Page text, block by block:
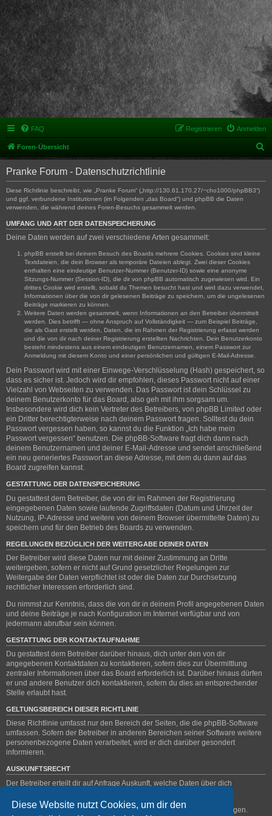
Diese Website nutzt Cookies, um dir den
FAQ Anmelden
Registrieren
Foren-Übersicht
u
Pranke Forum - Datenschutzrichtlinie
Diese Richtlinie beschreibt, wie „Pranke Forum“ („http://130.61.170.27/~cho1000/phpBB3“)
und ggf. verbundene Institutionen (im Folgenden „das Board“) und phpBB die Daten
verwenden, die während deines Foren-Besuchs gesammelt werden.
UMFANG UND ART DER DATENSPEICHERUNG
Deine Daten werden auf zwei verschiedene Arten gesammelt:
phpBB erstellt bei deinem Besuch des Boards mehrere Cookies. Cookies sind kleine
Textdateien, die dein Browser als temporäre Dateien ablegt. Zwei dieser Cookies
enthalten eine eindeutige Benutzer-Nummer (Benutzer-ID) sowie eine anonyme
Sitzungs-Nummer (Session-ID), die dir von phpBB automatisch zugewiesen wird. Ein
drittes Cookie wird erstellt, sobald du Themen besucht hast und wird dazu verwendet,
Informationen über die von dir gelesenen Beiträge zu speichern, um die ungelesenen
Beiträge markieren zu können.
Weitere Daten werden gesammelt, wenn Informationen an den Betreiber übermittelt
werden. Dies betrifft — ohne Anspruch auf Vollständigkeit — zum Beispiel Beiträge,
die als Gast erstellt werden, Daten, die im Rahmen der Registrierung erfasst werden
und die von dir nach deiner Registrierung erstellten Nachrichten. Dein Benutzerkonto
besteht mindestens aus einem eindeutigen Benutzernamen, einem Passwort zur
Anmeldung mit diesem Konto und einer persönlichen und gültigen E-Mail-Adresse.
Dein Passwort wird mit einer Einwege-Verschlüsselung (Hash) gespeichert, so
dass es sicher ist. Jedoch wird dir empfohlen, dieses Passwort nicht auf einer
Vielzahl von Webseiten zu verwenden. Das Passwort ist dein Schlüssel zu
deinem Benutzerkonto für das Board, also geh mit ihm sorgsam um.
Insbesondere wird dich kein Vertreter des Betreibers, von phpBB Limited oder
ein Dritter berechtigterweise nach deinem Passwort fragen. Solltest du dein
Passwort vergessen haben, so kannst du die Funktion „Ich habe mein
Passwort vergessen“ benutzen. Die phpBB-Software fragt dich dann nach
deinem Benutzernamen und deiner E-Mail-Adresse und sendet anschließend
ein neu generiertes Passwort an diese Adresse, mit dem du dann auf das
Board zugreifen kannst.
GESTATTUNG DER DATENSPEICHERUNG
Du gestattest dem Betreiber, die von dir im Rahmen der Registrierung
eingegebenen Daten sowie laufende Zugriffsdaten (Datum und Uhrzeit der
Nutzung, IP-Adresse und weitere von deinem Browser übermittelte Daten) zu
speichern und für den Betrieb des Boards zu verwenden.
REGELUNGEN BEZÜGLICH DER WEITERGABE DEINER DATEN
Der Betreiber wird diese Daten nur mit deiner Zustimmung an Dritte
weitergeben, sofern er nicht auf Grund gesetzlicher Regelungen zur
Weitergabe der Daten verpflichtet ist oder die Daten zur Durchsetzung
rechtlicher Interessen erforderlich sind.
Du nimmst zur Kenntnis, dass die von dir in deinem Profil angegebenen Daten
und deine Beiträge je nach Konfiguration im Internet verfügbar und von
jedermann abrufbar sein können.
GESTATTUNG DER KONTAKTAUFNAHME
Du gestattest dem Betreiber darüber hinaus, dich unter den von dir
angegebenen Kontaktdaten zu kontaktieren, sofern dies zur Übermittlung
zentraler Informationen über das Board erforderlich ist. Darüber hinaus dürfen
er und andere Benutzer dich kontaktieren, sofern du dies an entsprechender
Stelle erlaubt hast.
GELTUNGSBEREICH DIESER RICHTLINIE
Diese Richtlinie umfasst nur den Bereich der Seiten, die die phpBB-Software
umfassen. Sofern der Betreiber in anderen Bereichen seiner Software weitere
personenbezogene Daten verarbeitet, wird er dich darüber gesondert
informieren.
AUSKUNFTSRECHT
Der Betreiber erteilt dir auf Anfrage Auskunft, welche Daten über dich
Du kannst jederzeit die Löschung bzw. Sperrung deiner Daten verlangen.